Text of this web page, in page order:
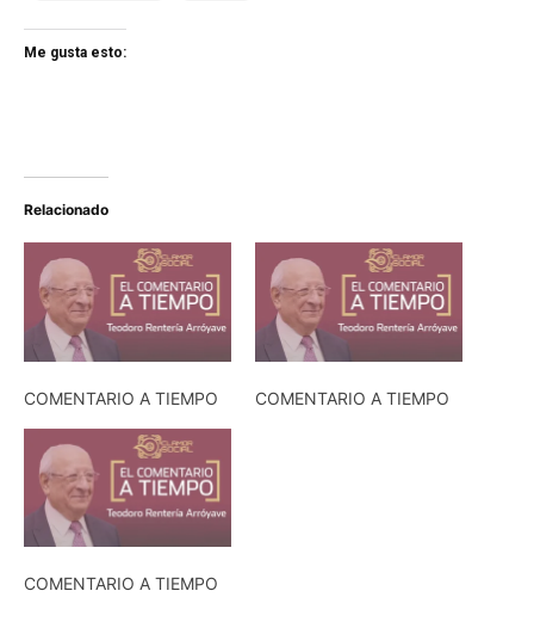
Me gusta esto:
Relacionado
COMENTARIO A TIEMPO COMENTARIO A TIEMPO
COMENTARIO A TIEMPO